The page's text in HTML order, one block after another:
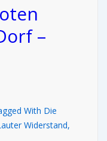
–
With Die
Widerstand,